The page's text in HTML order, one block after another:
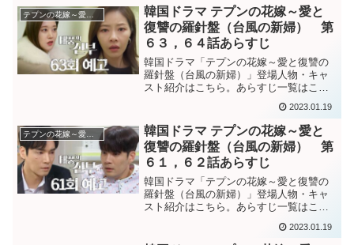
らすじペクサンの息子テプンの圧に押さ
れ、仕方なくソヨン達にV...
テプンの花嫁～愛と復讐の羅針盤
韓国ドラマ テプンの花嫁～愛と
復讐の羅針盤（台風の新婦） 第
６３，６４話あらすじ
韓国ドラマ「テプンの花嫁～愛と復讐の
羅針盤（台風の新婦）」登場人物・キャ
スト紹介はこちら。あらすじ一覧はこち
ら。韓国ドラマ「テプンの花嫁～愛と復
讐の羅針盤（台風の新婦）」第６３話あ
らすじペクサンが病院に行っていたこと
を隠しているのが分かり、...
2023.01.19
テプンの花嫁～愛と復讐の羅針盤
韓国ドラマ テプンの花嫁～愛と
復讐の羅針盤（台風の新婦） 第
６１，６２話あらすじ
韓国ドラマ「テプンの花嫁～愛と復讐の
羅針盤（台風の新婦）」登場人物・キャ
スト紹介はこちら。あらすじ一覧はこち
讐の羅針盤（台風の新婦）」第６１話あ
2023.01.19